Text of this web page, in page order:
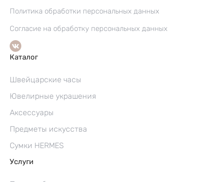
Политика обработки персональных данных
Согласие на обработку персональных данных
Каталог
Швейцарские часы
Ювелирные украшения
Аксессуары
Предметы искусства
Сумки HERMES
Услуги